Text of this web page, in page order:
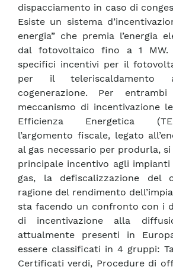
dispacciamento in caso di
Esiste un sistema
energia” che premia l’energia
dal fotovoltaico fino a 1 MW.
specifici incentivi per il
per il teleriscaldamento
cogenerazione. Per
meccanismo di incentivazione
Efficienza Energetica
l’argomento fiscale, legato
al gas necessario per produrla,
principale incentivo agli
gas, la defiscalizzazione del
ragione del rendimento
sta facendo un confronto con i
di incentivazione alla
attualmente presenti in
essere classificati in 4 gruppi:
Certificati verdi, Procedure di